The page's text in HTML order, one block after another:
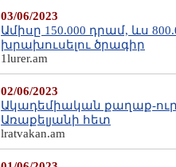
03/06/2023
Ամիսը 150.000 դրամ, ևս
խրախուսելու ծրագիր
1lurer.am
02/06/2023
Ակադեմիական քաղաք-
Առաքելյանի հետ
lratvakan.am